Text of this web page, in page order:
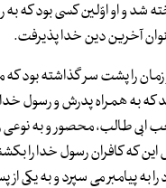
شد و او اوّلین کسی بود که
عنوان آخرین دین خدا پذیرفت.
زمان را پشت سر گذاشته بود
به همراه پدرش و رسول خدا
ابی طالب، محصور و به نوعی
که کافران رسول خدا را
به پیامبر می سپرد و به یکی